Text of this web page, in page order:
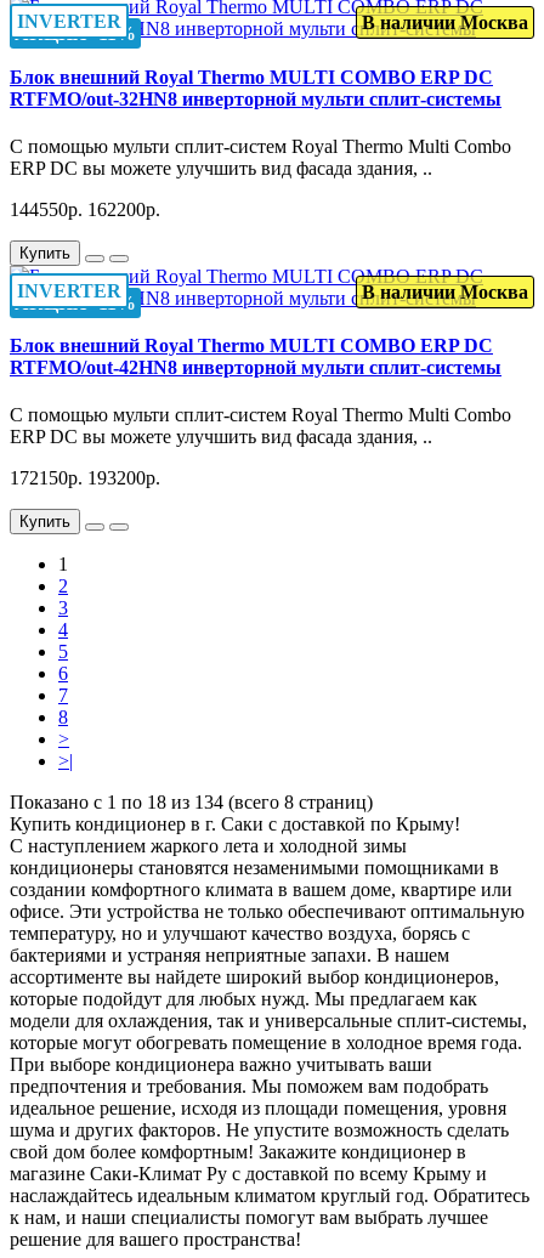
АКЦИЯ -11%
INVERTER В наличии Москва
Блок внешний Royal Thermo MULTI COMBO ERP DC
RTFMO/out-32HN8 инверторной мульти сплит-системы
C помощью мульти сплит-систем Royal Thermo Multi Combo
ERP DC вы можете улучшить вид фасада здания, ..
144550р. 162200р.
Купить
АКЦИЯ -11%
INVERTER В наличии Москва
Блок внешний Royal Thermo MULTI COMBO ERP DC
RTFMO/out-42HN8 инверторной мульти сплит-системы
C помощью мульти сплит-систем Royal Thermo Multi Combo
ERP DC вы можете улучшить вид фасада здания, ..
172150р. 193200р.
Купить
1
2
3
4
5
6
7
8
>
>|
Показано с 1 по 18 из 134 (всего 8 страниц)
Купить кондиционер в г. Саки с доставкой по Крыму!
С наступлением жаркого лета и холодной зимы
кондиционеры становятся незаменимыми помощниками в
создании комфортного климата в вашем доме, квартире или
офисе. Эти устройства не только обеспечивают оптимальную
температуру, но и улучшают качество воздуха, борясь с
бактериями и устраняя неприятные запахи. В нашем
ассортименте вы найдете широкий выбор кондиционеров,
которые подойдут для любых нужд. Мы предлагаем как
модели для охлаждения, так и универсальные сплит-системы,
которые могут обогревать помещение в холодное время года.
При выборе кондиционера важно учитывать ваши
предпочтения и требования. Мы поможем вам подобрать
идеальное решение, исходя из площади помещения, уровня
шума и других факторов. Не упустите возможность сделать
свой дом более комфортным! Закажите кондиционер в
магазине Саки-Климат Ру с доставкой по всему Крыму и
наслаждайтесь идеальным климатом круглый год. Обратитесь
к нам, и наши специалисты помогут вам выбрать лучшее
решение для вашего пространства!